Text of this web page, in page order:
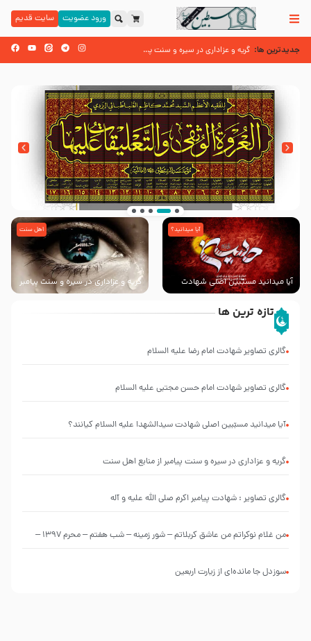
ورود عضویت سایت قدیم
جدیدترین ها: عُمَر با گفتن “حسبنا كت سوزدل جا مانده‌ای از زیارت اربعین
انتشار کتاب ” العروة الوثقى و التعليقات عليها”
با طرحی بسیار زیبا و شکیل
آیا میدانید مسبّبین اصلی شهادت
سیدالشهدا علیه ‌السلام کیانند؟
آیا میدانید؟
گریه و عزاداری در سیره و سنت پیامبر
از منابع اهل سنت
اهل سنت
تازه ترین ها
گالری تصاویر شهادت امام رضا علیه السلام
گالری تصاویر شهادت امام حسن مجتبی علیه السلام
آیا میدانید مسبّبین اصلی شهادت سیدالشهدا علیه ‌السلام کیانند؟
گریه و عزاداری در سیره و سنت پیامبر از منابع اهل سنت
گالری تصاویر : شهادت پیامبر اکرم صلی الله علیه و آله
من غلام نوکراتم من عاشق کربلاتم – شور زمینه – شب هفتم – محرم 1397 –
سوزدل جا مانده‌ای از زیارت اربعین